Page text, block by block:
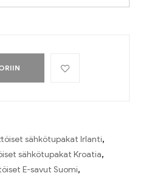
sähkötupakat Irlanti,
sähkötupakat Kroatia,
E-savut Suomi,